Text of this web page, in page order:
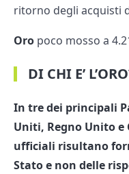
ritorno degli acquisti
Oro poco mosso a
DI CHI E’
In tre dei principali
Uniti, Regno Unito e
ufficiali risultano
Stato e non delle